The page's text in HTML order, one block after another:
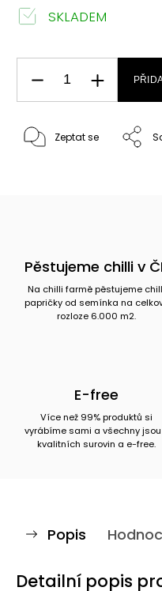
SKLADEM
Zeptat se
Pěstujeme chilli v
Na chilli farmě pěstujeme
papričky od semínka na
rozloze 6.000 m2.
E-free
Více než 99% produktů si
vyrábíme sami a všechny jsou
kvalitních surovin a e-free.
Popis
Detailní popis